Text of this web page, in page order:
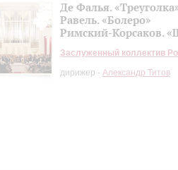
Де Фалья.
Равель. «Болеро»
Римский-Корсаков.
Заслуженный коллектив
дирижер - Александр Титов